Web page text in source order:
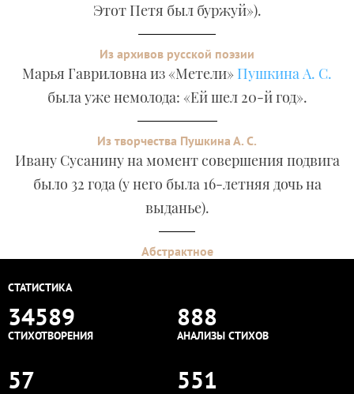
Этот Петя был буржуй»).
Из архивов русской поэзии
Марья Гавриловна из «Метели» Пушкина А. С.
была уже немолода: «Ей шел 20-й год».
Из творчества Пушкина А. С.
Ивану Сусанину на момент совершения подвига
было 32 года (у него была 16-летняя дочь на
выданье).
Абстрактное
СТАТИСТИКА
34589
СТИХОТВОРЕНИЯ
888
АНАЛИЗЫ СТИХОВ
57 551